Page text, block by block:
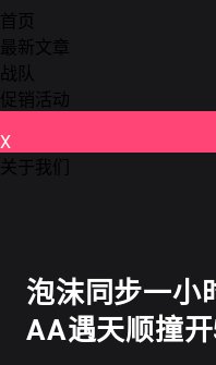
首页
最新文章
战队
促销活动
X
关于我们
泡沫同步一小
AA遇天顺撞开